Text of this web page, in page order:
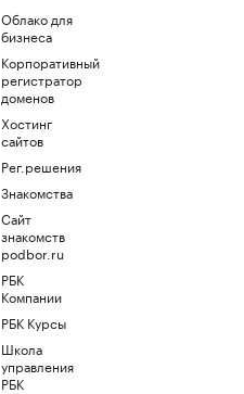
Облако для
бизнеса
Корпоративный
регистратор
доменов
Хостинг
сайтов
Рег.решения
Знакомства
Сайт
знакомств
podbor.ru
РБК
Компании
РБК Курсы
Школа
управления
РБК